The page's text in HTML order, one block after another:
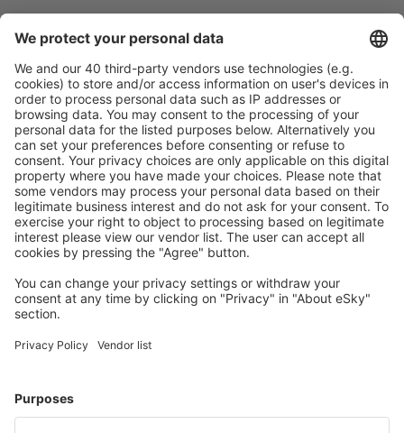
Plan veilig
Bespaar meer
Reisaanbiedingen en speciale aanbiedingen voor
geregistreerde gebruikers.
Accommodaties die u bevallen
Kies uit meer dan 1,3 miljoen accommodaties: hotels,
jeugdherbergen, appartementen en meer.
Meest gezochte hotels door eSky-gebruikers
Hotels in Oostenrijk - Populaire steden
Hotels in Schladming Hotels in Zell am See